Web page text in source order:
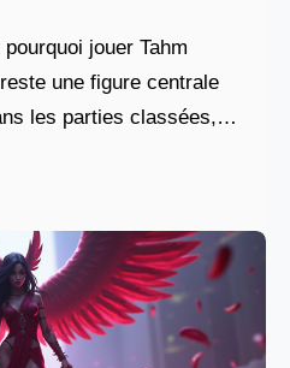
jouer Tahm
une figure centrale
les parties classées,